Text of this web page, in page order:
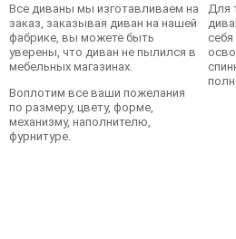
Все диваны мы изготавливаем на
заказ, заказывая диван на нашей
фабрике, вы можете быть
уверены, что диван не пылился в
мебельных магазинах.
Воплотим все ваши пожелания
по размеру, цвету, форме,
механизму, наполнителю,
фурнитуре.
Для